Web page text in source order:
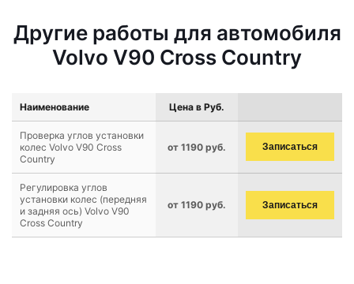
Другие работы для автомобиля
Volvo V90 Cross Country
Наименование Цена в Руб.
Проверка углов установки
колес Volvo V90 Cross
Country
от 1190 руб. Записаться
Регулировка углов
установки колес (передняя
и задняя ось) Volvo V90
Cross Country
от 1190 руб. Записаться